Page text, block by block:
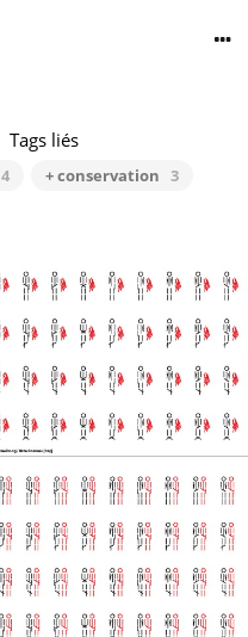
Tags liés
4 + conservation 3